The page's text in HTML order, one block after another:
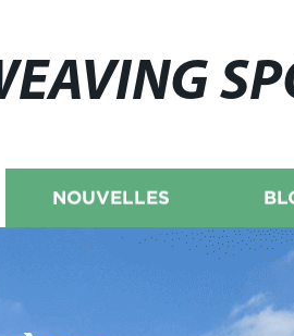
NOUVELLES